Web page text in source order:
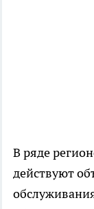
В ряде
действуют